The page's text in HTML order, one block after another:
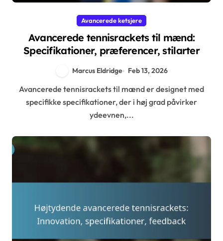
Avancerede ketsjere
Avancerede tennisrackets til mænd:
Specifikationer, præferencer, stilarter
Marcus Eldridge Feb 13, 2026
Avancerede tennisrackets til mænd er designet med
specifikke specifikationer, der i høj grad påvirker
ydeevnen,...